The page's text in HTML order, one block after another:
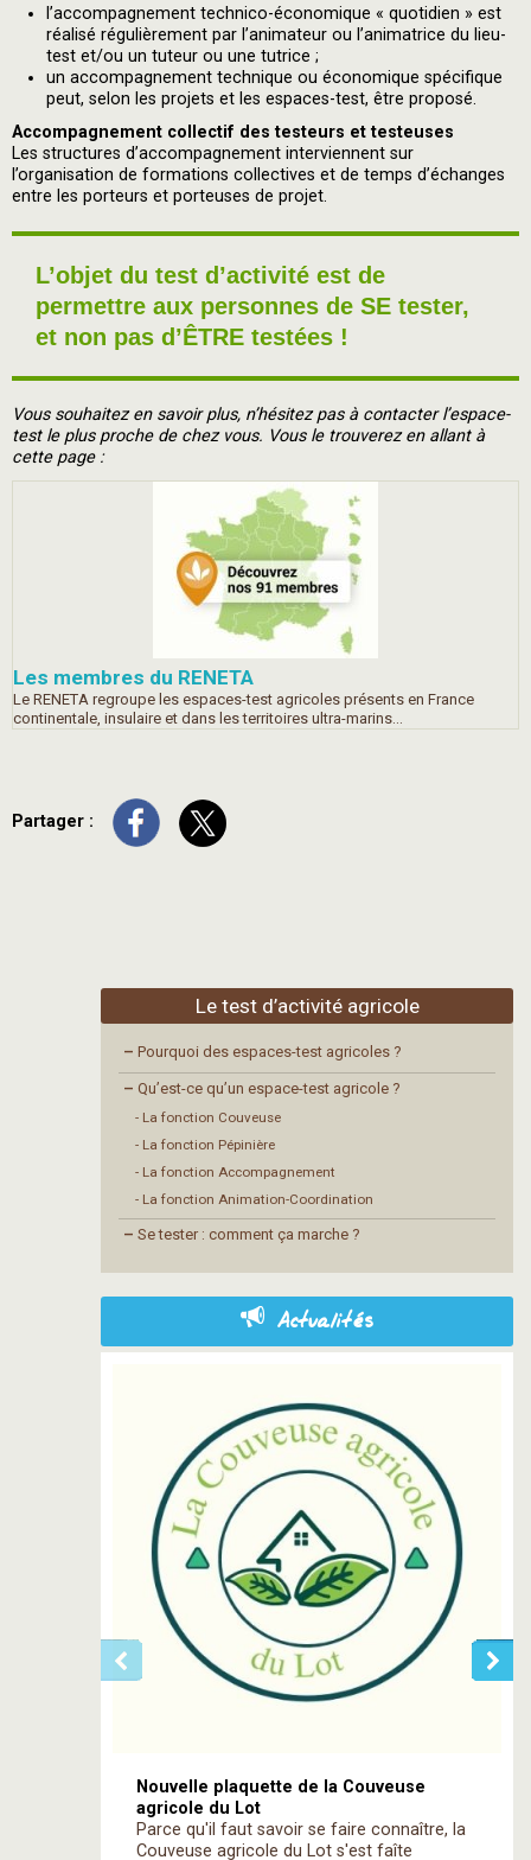
l’accompagnement technico-économique « quotidien » est
réalisé régulièrement par l’animateur ou l’animatrice du lieu-
test et/ou un tuteur ou une tutrice ;
un accompagnement technique ou économique spécifique
peut, selon les projets et les espaces-test, être proposé.
Accompagnement collectif des testeurs et testeuses
Les structures d’accompagnement interviennent sur
l’organisation de formations collectives et de temps d’échanges
entre les porteurs et porteuses de projet.
L’objet du test d’activité est de
permettre aux personnes de SE tester,
et non pas d’ÊTRE testées !
Vous souhaitez en savoir plus, n’hésitez pas à contacter l’espace-
test le plus proche de chez vous. Vous le trouverez en allant à
cette page :
Les membres du RENETA
Le RENETA regroupe les espaces-test agricoles présents en France
continentale, insulaire et dans les territoires ultra-marins...
Partager :
Le test d’activité agricole
– Pourquoi des espaces-test agricoles ?
– Qu’est-ce qu’un espace-test agricole ?
- La fonction Couveuse
- La fonction Pépinière
- La fonction Accompagnement
- La fonction Animation-Coordination
– Se tester : comment ça marche ?
Actualités
Nouvelle plaquette de la Couveuse
agricole du Lot
Parce qu'il faut savoir se faire connaître, la
Couveuse agricole du Lot s'est faîte